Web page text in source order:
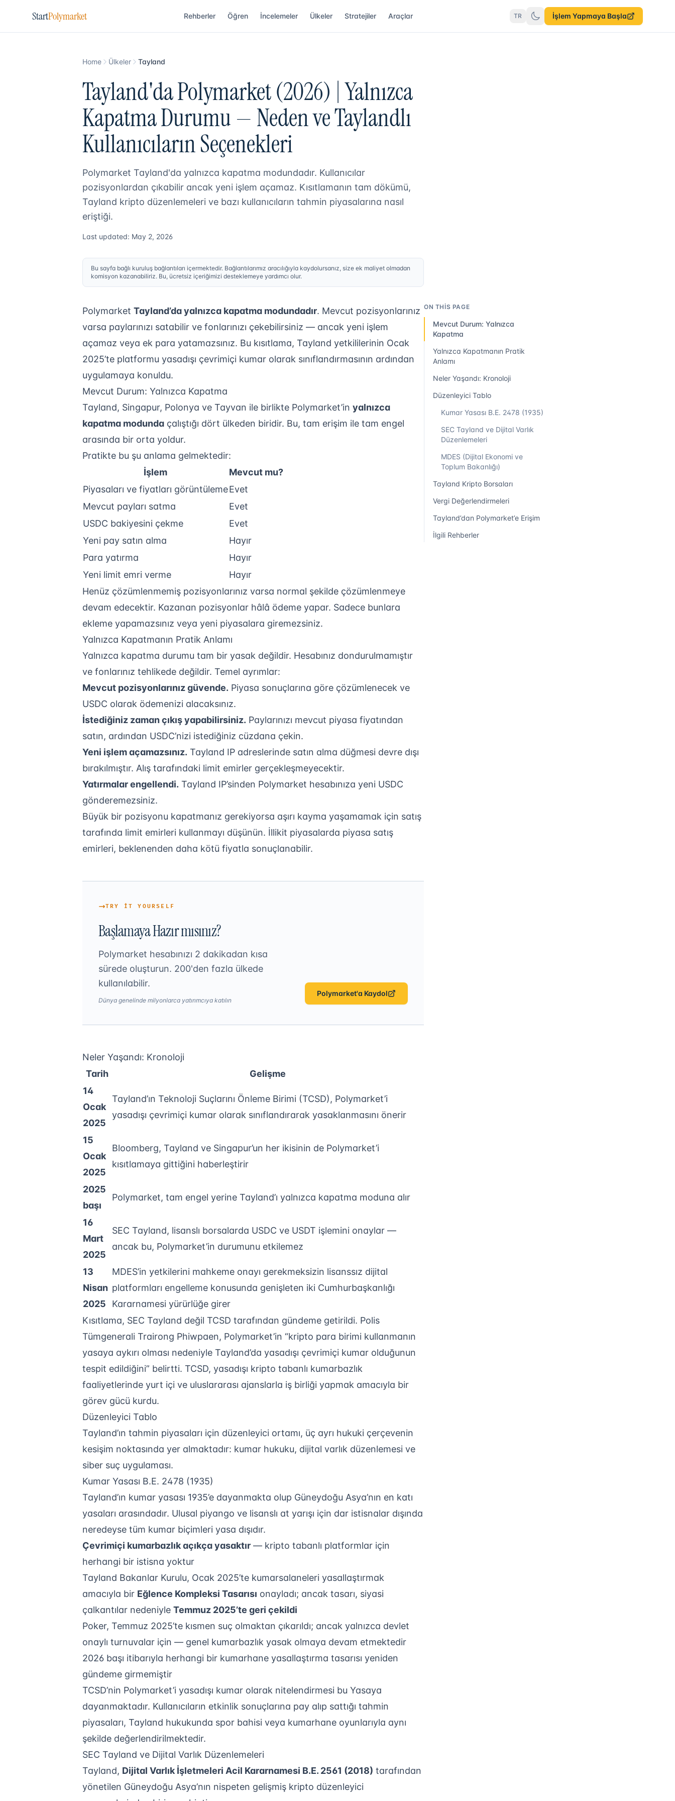
StartPolymarket Rehberler Öğren İncelemeler Ülkeler Stratejiler Araçlar TR İşlem Yapmaya Başla
Home Ülkeler Tayland
Tayland'da Polymarket (2026) | Yalnızca
Kapatma Durumu — Neden ve Taylandlı
Kullanıcıların Seçenekleri
Polymarket Tayland'da yalnızca kapatma modundadır. Kullanıcılar
pozisyonlardan çıkabilir ancak yeni işlem açamaz. Kısıtlamanın tam dökümü,
Tayland kripto düzenlemeleri ve bazı kullanıcıların tahmin piyasalarına nasıl
eriştiği.
Last updated: May 2, 2026
Bu sayfa bağlı kuruluş bağlantıları içermektedir. Bağlantılarımız aracılığıyla kaydolursanız, size ek maliyet olmadan
komisyon kazanabiliriz. Bu, ücretsiz içeriğimizi desteklemeye yardımcı olur.
Polymarket Tayland’da yalnızca kapatma modundadır. Mevcut pozisyonlarınız
varsa paylarınızı satabilir ve fonlarınızı çekebilirsiniz — ancak yeni işlem
açamaz veya ek para yatamazsınız. Bu kısıtlama, Tayland yetkililerinin Ocak
2025’te platformu yasadışı çevrimiçi kumar olarak sınıflandırmasının ardından
uygulamaya konuldu.
Mevcut Durum: Yalnızca Kapatma
Tayland, Singapur, Polonya ve Tayvan ile birlikte Polymarket’in yalnızca
kapatma modunda çalıştığı dört ülkeden biridir. Bu, tam erişim ile tam engel
arasında bir orta yoldur.
Pratikte bu şu anlama gelmektedir:
İşlem
Mevcut mu?
Piyasaları ve fiyatları görüntülemeEvet
Mevcut payları satma
Evet
USDC bakiyesini çekme
Evet
Yeni pay satın alma
Hayır
Para yatırma
Hayır
Yeni limit emri verme
Hayır
Henüz çözümlenmemiş pozisyonlarınız varsa normal şekilde çözümlenmeye
devam edecektir. Kazanan pozisyonlar hâlâ ödeme yapar. Sadece bunlara
ekleme yapamazsınız veya yeni piyasalara giremezsiniz.
Yalnızca Kapatmanın Pratik Anlamı
Yalnızca kapatma durumu tam bir yasak değildir. Hesabınız dondurulmamıştır
ve fonlarınız tehlikede değildir. Temel ayrımlar:
Mevcut pozisyonlarınız güvende. Piyasa sonuçlarına göre çözümlenecek ve
USDC olarak ödemenizi alacaksınız.
İstediğiniz zaman çıkış yapabilirsiniz. Paylarınızı mevcut piyasa fiyatından
satın, ardından USDC’nizi istediğiniz cüzdana çekin.
Yeni işlem açamazsınız. Tayland IP adreslerinde satın alma düğmesi devre dışı
bırakılmıştır. Alış tarafındaki limit emirler gerçekleşmeyecektir.
Yatırmalar engellendi. Tayland IP’sinden Polymarket hesabınıza yeni USDC
gönderemezsiniz.
Büyük bir pozisyonu kapatmanız gerekiyorsa aşırı kayma yaşamamak için satış
tarafında limit emirleri kullanmayı düşünün. İllikit piyasalarda piyasa satış
emirleri, beklenenden daha kötü fiyatla sonuçlanabilir.
TRY IT YOURSELF
Başlamaya Hazır mısınız?
Polymarket hesabınızı 2 dakikadan kısa
sürede oluşturun. 200'den fazla ülkede
kullanılabilir.
Dünya genelinde milyonlarca yatırımcıya katılın
Polymarket'a Kaydol
Neler Yaşandı: Kronoloji
Tarih
Gelişme
14
Ocak
2025
Tayland’ın Teknoloji Suçlarını Önleme Birimi (TCSD), Polymarket’i
yasadışı çevrimiçi kumar olarak sınıflandırarak yasaklanmasını önerir
15
Ocak
2025
Bloomberg, Tayland ve Singapur’un her ikisinin de Polymarket’i
kısıtlamaya gittiğini haberleştirir
2025
başı
Polymarket, tam engel yerine Tayland’ı yalnızca kapatma moduna alır
16
Mart
2025
SEC Tayland, lisanslı borsalarda USDC ve USDT işlemini onaylar —
ancak bu, Polymarket’in durumunu etkilemez
13
Nisan
2025
MDES’in yetkilerini mahkeme onayı gerekmeksizin lisanssız dijital
platformları engelleme konusunda genişleten iki Cumhurbaşkanlığı
Kararnamesi yürürlüğe girer
Kısıtlama, SEC Tayland değil TCSD tarafından gündeme getirildi. Polis
Tümgenerali Trairong Phiwpaen, Polymarket’in “kripto para birimi kullanmanın
yasaya aykırı olması nedeniyle Tayland’da yasadışı çevrimiçi kumar olduğunun
tespit edildiğini” belirtti. TCSD, yasadışı kripto tabanlı kumarbazlık
faaliyetlerinde yurt içi ve uluslararası ajanslarla iş birliği yapmak amacıyla bir
görev gücü kurdu.
Düzenleyici Tablo
Tayland’ın tahmin piyasaları için düzenleyici ortamı, üç ayrı hukuki çerçevenin
kesişim noktasında yer almaktadır: kumar hukuku, dijital varlık düzenlemesi ve
siber suç uygulaması.
Kumar Yasası B.E. 2478 (1935)
Tayland’ın kumar yasası 1935’e dayanmakta olup Güneydoğu Asya’nın en katı
yasaları arasındadır. Ulusal piyango ve lisanslı at yarışı için dar istisnalar dışında
neredeyse tüm kumar biçimleri yasa dışıdır.
Çevrimiçi kumarbazlık açıkça yasaktır — kripto tabanlı platformlar için
herhangi bir istisna yoktur
Tayland Bakanlar Kurulu, Ocak 2025’te kumarsalaneleri yasallaştırmak
amacıyla bir Eğlence Kompleksi Tasarısı onayladı; ancak tasarı, siyasi
çalkantılar nedeniyle Temmuz 2025’te geri çekildi
Poker, Temmuz 2025’te kısmen suç olmaktan çıkarıldı; ancak yalnızca devlet
onaylı turnuvalar için — genel kumarbazlık yasak olmaya devam etmektedir
2026 başı itibarıyla herhangi bir kumarhane yasallaştırma tasarısı yeniden
gündeme girmemiştir
TCSD’nin Polymarket’i yasadışı kumar olarak nitelendirmesi bu Yasaya
dayanmaktadır. Kullanıcıların etkinlik sonuçlarına pay alıp sattığı tahmin
piyasaları, Tayland hukukunda spor bahisi veya kumarhane oyunlarıyla aynı
şekilde değerlendirilmektedir.
SEC Tayland ve Dijital Varlık Düzenlemeleri
Tayland, Dijital Varlık İşletmeleri Acil Kararnamesi B.E. 2561 (2018) tarafından
yönetilen Güneydoğu Asya’nın nispeten gelişmiş kripto düzenleyici
ON THIS PAGE
Mevcut Durum: Yalnızca
Kapatma
Yalnızca Kapatmanın Pratik
Anlamı
Neler Yaşandı: Kronoloji
Düzenleyici Tablo
Kumar Yasası B.E. 2478 (1935)
SEC Tayland ve Dijital Varlık
Düzenlemeleri
MDES (Dijital Ekonomi ve
Toplum Bakanlığı)
Tayland Kripto Borsaları
Vergi Değerlendirmeleri
Tayland’dan Polymarket’e Erişim
İlgili Rehberler